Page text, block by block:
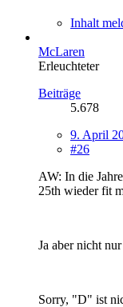
Inhalt
McLaren
Erleuchteter
Beiträge
5.678
9. April
#26
AW: In die
25th wieder fit
Ja aber nicht
Sorry, "D" ist